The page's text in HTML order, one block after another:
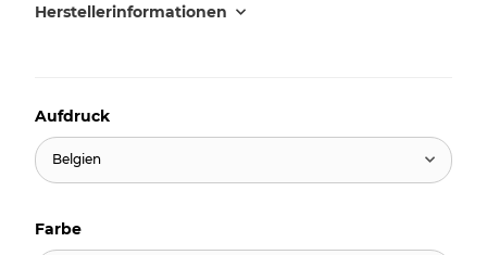
Herstellerinformationen
Aufdruck
Belgien
Farbe